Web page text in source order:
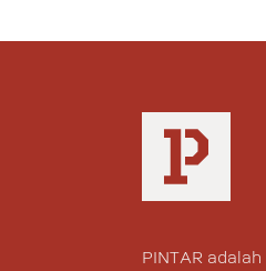
PINTAR